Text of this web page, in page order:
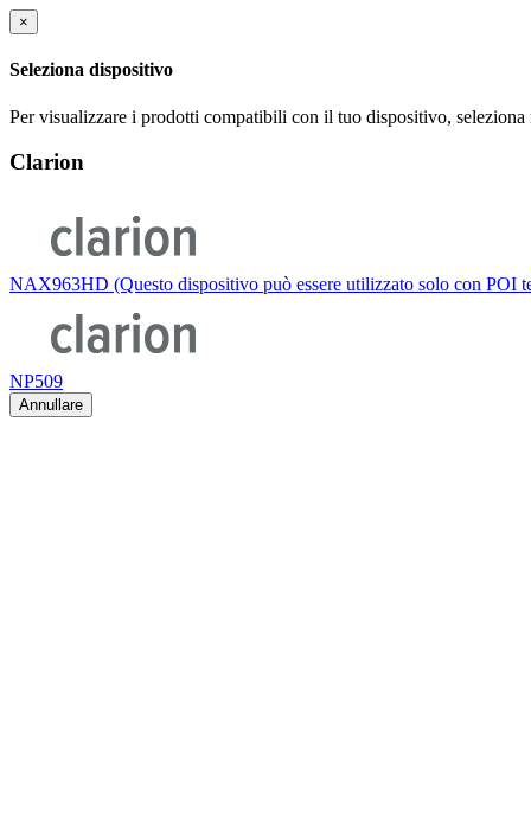
×
Seleziona dispositivo
Per visualizzare i prodotti compatibili con il tuo dispositivo,
Clarion
NAX963HD (Questo dispositivo può essere utilizzato solo con POI
NP509
Annullare